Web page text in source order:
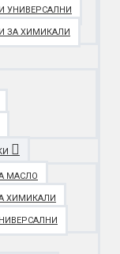
УНИВЕРСАЛНИ
ЗА ХИМИКАЛИ
МАСЛО
ХИМИКАЛИ